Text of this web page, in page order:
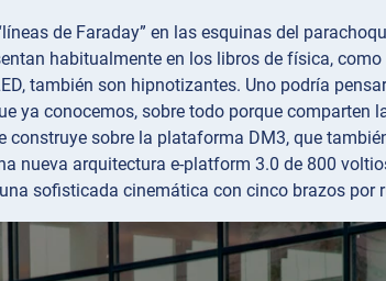
de Faraday” en las esquinas del
habitualmente en los libros de física,
también son hipnotizantes. Uno podría
ya conocemos, sobre todo porque comparten
construye sobre la plataforma DM3, que
nueva arquitectura e-platform 3.0 de 800
sofisticada cinemática con cinco brazos por